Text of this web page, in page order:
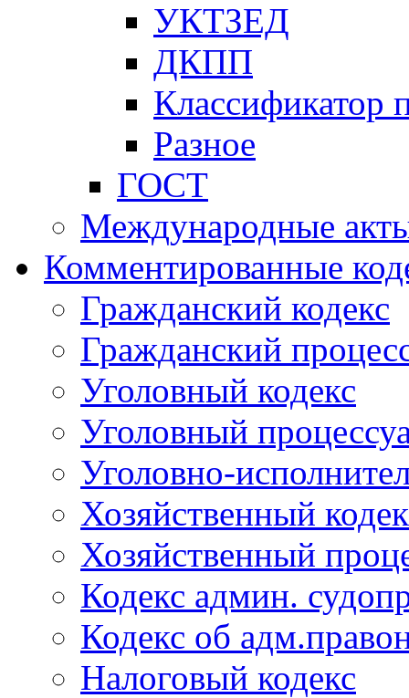
УКТЗЕД
ДКПП
Классификатор
Разное
ГОСТ
Международные
Комментированные
Гражданский кодекс
Гражданский
Уголовный кодекс
Уголовный
Уголовно-
Хозяйственный
Хозяйственный
Кодекс админ.
Кодекс об
Налоговый кодекс